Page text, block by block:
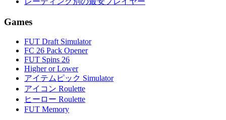
Games
FUT Draft Simulator
FC 26 Pack Opener
FUT Spins 26
Higher or Lower
アイテムピック Simulator
アイコン Roulette
ヒーロー Roulette
FUT Memory